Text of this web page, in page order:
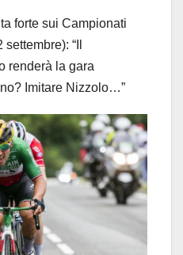
forte sui Campionati
“Il
renderà la gara
Imitare Nizzolo…”